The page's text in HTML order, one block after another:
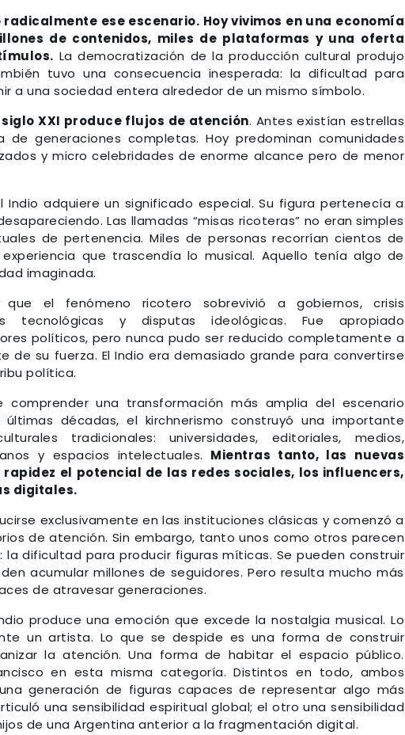
ese escenario. Hoy vivimos en una economía
de contenidos, miles de plataformas y una oferta
La democratización de la producción cultural produjo
tuvo una consecuencia inesperada: la dificultad para
a una sociedad entera alrededor de un mismo símbolo.
XXI produce flujos de atención. Antes existían estrellas
de generaciones completas. Hoy predominan comunidades
y micro celebridades de enorme alcance pero de menor
adquiere un significado especial. Su figura pertenecía a
Las llamadas “misas ricoteras” no eran simples
de pertenencia. Miles de personas recorrían cientos de
que trascendía lo musical. Aquello tenía algo de
imaginada.
que el fenómeno ricotero sobrevivió a gobiernos, crisis
tecnológicas y disputas ideológicas. Fue apropiado
políticos, pero nunca pudo ser reducido completamente a
de su fuerza. El Indio era demasiado grande para convertirse
política.
comprender una transformación más amplia del escenario
décadas, el kirchnerismo construyó una importante
tradicionales: universidades, editoriales, medios,
y espacios intelectuales. Mientras tanto, las nuevas
el potencial de las redes sociales, los influencers,
digitales.
exclusivamente en las instituciones clásicas y comenzó a
de atención. Sin embargo, tanto unos como otros parecen
dificultad para producir figuras míticas. Se pueden construir
acumular millones de seguidores. Pero resulta mucho más
de atravesar generaciones.
produce una emoción que excede la nostalgia musical. Lo
un artista. Lo que se despide es una forma de construir
la atención. Una forma de habitar el espacio público.
en esta misma categoría. Distintos en todo, ambos
generación de figuras capaces de representar algo más
una sensibilidad espiritual global; el otro una sensibilidad
de una Argentina anterior a la fragmentación digital.